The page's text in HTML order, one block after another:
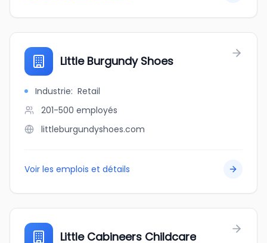
Little Burgundy Shoes
Industrie: Retail
201-500 employés
littleburgundyshoes.com
Voir les emplois et détails
Little Cabineers Childcare